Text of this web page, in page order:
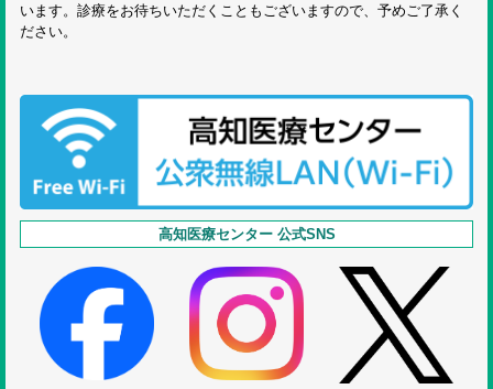
います。診療をお待ちいただくこともございますので、予めご了承く
ださい。
高知医療センター 公式SNS